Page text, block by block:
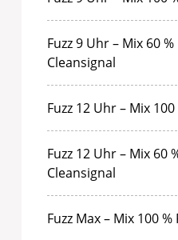
Fuzz 9 Uhr – Mix 60 %
Cleansignal
Fuzz 12 Uhr – Mix 100
Fuzz 12 Uhr – Mix 60
Cleansignal
Fuzz Max – Mix 100 %